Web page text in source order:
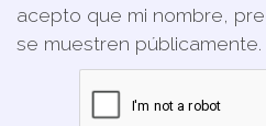
acepto que mi nombre,
se muestren públicamente.